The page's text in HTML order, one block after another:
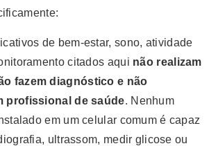
de bem-estar, sono, atividade
citados aqui não realizam
fazem diagnóstico e não
profissional de saúde. Nenhum
em um celular comum é capaz
ultrassom, medir glicose ou